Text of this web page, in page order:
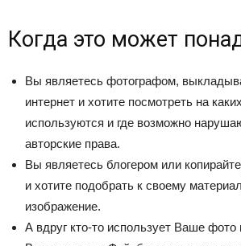
Когда это может
Вы являетесь фотографом,
интернет и хотите посмотреть на
используются и где возможно
авторские права.
Вы являетесь блогером или
и хотите подобрать к своему
изображение.
А вдруг кто-то использует Ваше фото